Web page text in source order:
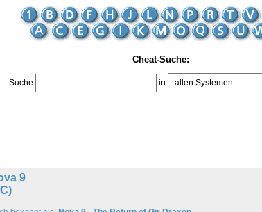
Cheat-Suche:
Suche in
9